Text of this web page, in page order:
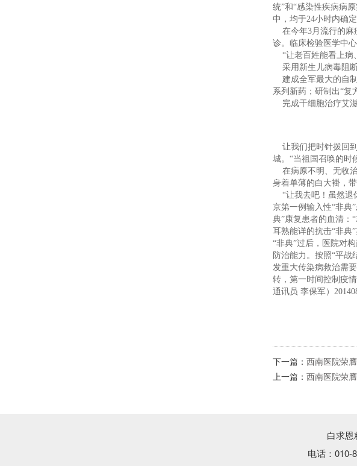
统”和“感染性疾病病
中，均于24小时内确定
在今年3月流行的麻
诊。临床检验医学中
“让老百姓能看上病
采用新生儿病毒阻断
建成全军最大的自制
系列新药；研制出“复
完成干细胞治疗艾滋
让我们把时针拨回到
城。“当祖国召唤的时
在病原不明、无收治
身着单薄的白大褂，
“让我去吧！虽然退
京第一例输入性“非典
典”康复患者的血清：
耳熟能详的抗击“非典”
“非典”过后，医院对
防治能力。按照“平
发重大传染病救治需
转，第一时间控制疫
通讯员 李保军）
下一篇： 西南医院荣
上一篇： 西南医院荣
白求恩
电话：010-